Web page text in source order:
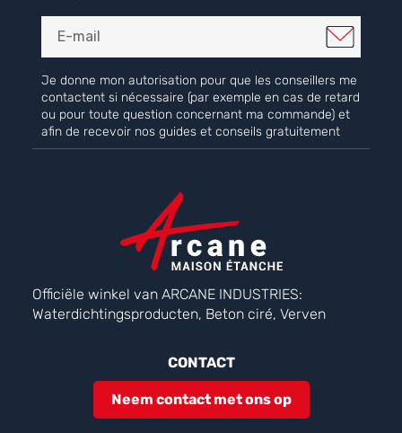
Je donne mon autorisation pour que les conseillers me
contactent si nécessaire (par exemple en cas de retard
ou pour toute question concernant ma commande) et
afin de recevoir nos guides et conseils gratuitement
Officiële winkel van ARCANE INDUSTRIES:
Waterdichtingsproducten, Beton ciré, Verven
CONTACT
Neem contact met ons op